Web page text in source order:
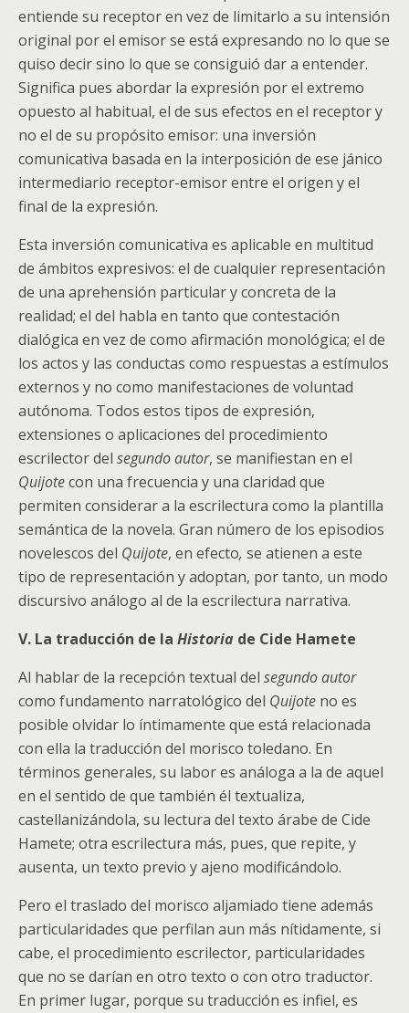
entiende su receptor en vez de limitarlo a su intensión
original por el emisor se está expresando no lo que se
quiso decir sino lo que se consiguió dar a entender.
Significa pues abordar la expresión por el extremo
opuesto al habitual, el de sus efectos en el receptor y
no el de su propósito emisor: una inversión
comunicativa basada en la interposición de ese jánico
intermediario receptor-emisor entre el origen y el
final de la expresión.
Esta inversión comunicativa es aplicable en multitud
de ámbitos expresivos: el de cualquier representación
de una aprehensión particular y concreta de la
realidad; el del habla en tanto que contestación
dialógica en vez de como afirmación monológica; el de
los actos y las conductas como respuestas a estímulos
externos y no como manifestaciones de voluntad
autónoma. Todos estos tipos de expresión,
extensiones o aplicaciones del procedimiento
escrilector del segundo autor, se manifiestan en el
Quijotecon una frecuencia y una claridad que
permiten considerar a la escrilectura como la plantilla
semántica de la novela. Gran número de los episodios
novelescos del Quijote, en efecto, se atienen a este
tipo de representación y adoptan, por tanto, un modo
discursivo análogo al de la escrilectura narrativa.
V. La traducción de la Historia de Cide Hamete
Al hablar de la recepción textual del segundo autor
como fundamento narratológico del Quijote no es
posible olvidar lo íntimamente que está relacionada
con ella la traducción del morisco toledano. En
términos generales, su labor es análoga a la de aquel
en el sentido de que también él textualiza,
castellanizándola, su lectura del texto árabe de Cide
Hamete; otra escrilectura más, pues, que repite, y
ausenta, un texto previo y ajeno modificándolo.
Pero el traslado del morisco aljamiado tiene además
particularidades que perfilan aun más nítidamente, si
cabe, el procedimiento escrilector, particularidades
que no se darían en otro texto o con otro traductor.
En primer lugar, porque su traducción es infiel, es